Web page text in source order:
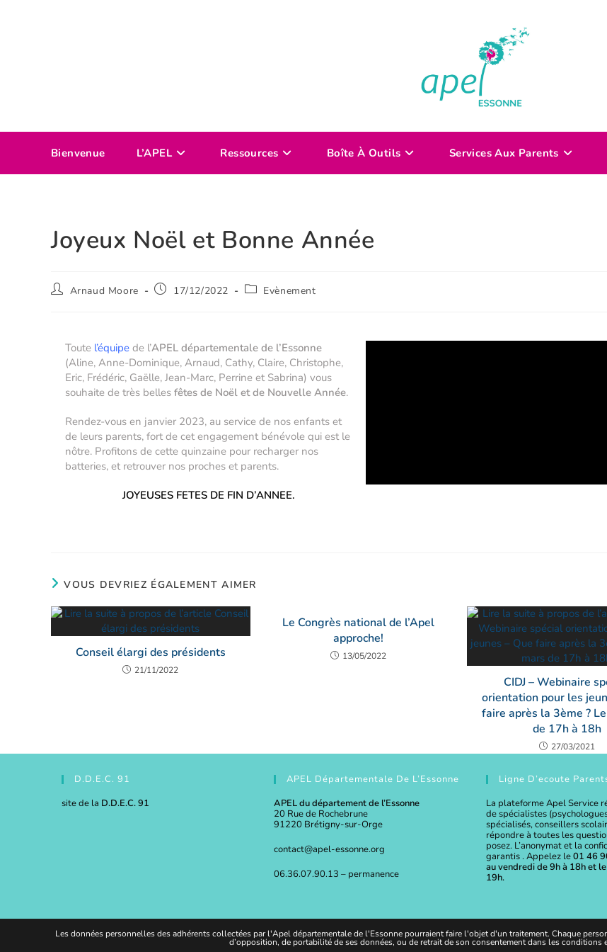
Bienvenue L’APEL Ressources Boîte À Outils Services Aux Parents
Joyeux Noël et Bonne Année
Arnaud Moore 17/12/2022 Evènement
Toute l’équipe de l’APEL départementale de l’Essonne
(Aline, Anne-Dominique, Arnaud, Cathy, Claire, Christophe,
Eric, Frédéric, Gaëlle, Jean-Marc, Perrine et Sabrina) vous
souhaite de très belles fêtes de Noël et de Nouvelle Année.
Rendez-vous en janvier 2023, au service de nos enfants et
de leurs parents, fort de cet engagement bénévole qui est le
nôtre. Profitons de cette quinzaine pour recharger nos
batteries, et retrouver nos proches et parents.
JOYEUSES FETES DE FIN D’ANNEE.
VOUS DEVRIEZ ÉGALEMENT AIMER
Conseil élargi des présidents
21/11/2022
Le Congrès national de l’Apel
approche!
13/05/2022
CIDJ – Webinaire
orientation pour les
faire après la 3ème ?
de 17h à 18h
27/03/2021
D.D.E.C. 91
site de la D.D.E.C. 91
APEL Départementale De L’Essonne
APEL du département de l’Essonne
20 Rue de Rochebrune
91220 Brétigny-sur-Orge
contact@apel-essonne.org
06.36.07.90.13 – permanence
Ligne D’ecoute
La plateforme Apel Service
de spécialistes
spécialisés, conseillers
répondre à toutes les
posez. L’anonymat et la
garantis . Appelez le01 46
au vendredi de 9h à 18h et
19h.
Les données personnelles des adhérents collectées par l'Apel départementale de l'Essonne pourraient faire l'objet d'un traitement. Chaque
d’opposition, de portabilité de ses données, ou de retrait de son consentement dans les conditions